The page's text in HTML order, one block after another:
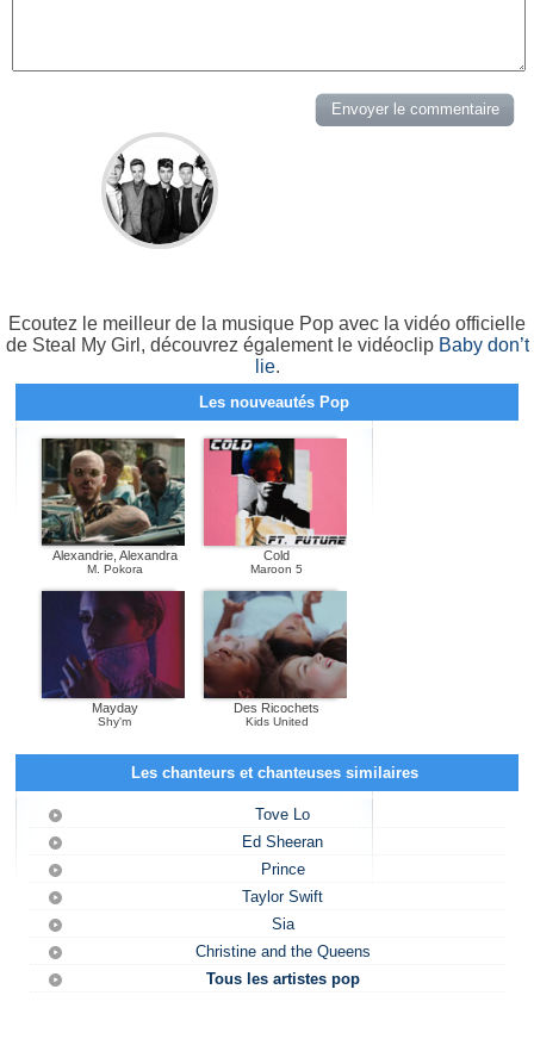
Ecoutez le meilleur de la musique Pop avec la vidéo officielle
de Steal My Girl, découvrez également le vidéoclip Baby don’t
lie.
Les nouveautés Pop
Alexandrie, Alexandra
M. Pokora
Cold
Maroon 5
Mayday
Shy'm
Des Ricochets
Kids United
Les chanteurs et chanteuses similaires
Tove Lo
Ed Sheeran
Prince
Taylor Swift
Sia
Christine and the Queens
Tous les artistes pop